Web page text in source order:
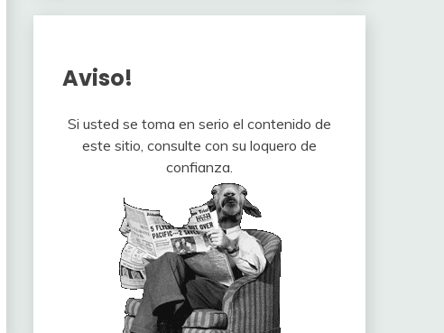
Aviso!
Si usted se toma en serio el contenido de
este sitio, consulte con su loquero de
confianza.